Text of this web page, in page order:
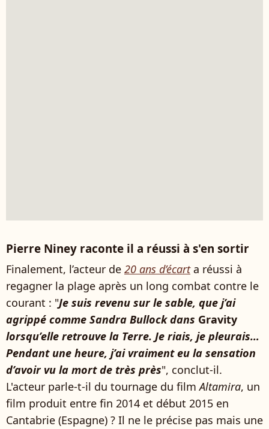
Pierre Niney raconte il a réussi à s'en sortir
Finalement, l’acteur de 20 ans d’écarta réussi à
regagner la plage après un long combat contre le
courant : "Je suis revenu sur le sable, que j’ai
agrippé comme Sandra Bullock dans Gravity
lorsqu’elle retrouve la Terre. Je riais, je pleurais…
Pendant une heure, j’ai vraiment eu la sensation
d’avoir vu la mort de très près", conclut-il.
L'acteur parle-t-il du tournage du filmAltamira, un
film produit entre fin 2014 et début 2015 en
Cantabrie (Espagne) ? Il ne le précise pas mais une